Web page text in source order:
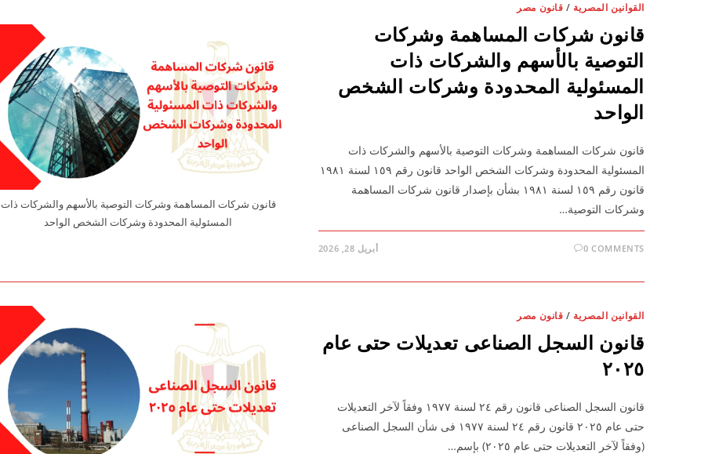
القوانين المصرية / قانون مصر
قانون شركات المساهمة وشركات
التوصية بالأسهم والشركات ذات
المسئولية المحدودة وشركات الشخص
الواحد
قانون شركات المساهمة وشركات التوصية بالأسهم والشركات ذات
المسئولية المحدودة وشركات الشخص الواحد قانون رقم ١٥٩ لسنة ١٩٨١
قانون رقم ١٥٩ لسنة ١٩٨١ بشأن بإصدار قانون شركات المساهمة
وشركات التوصية…
0 COMMENTS أبريل 28, 2026
قانون شركات المساهمة وشركات التوصية بالأسهم والشركات ذات
المسئولية المحدودة وشركات الشخص الواحد
القوانين المصرية / قانون مصر
قانون السجل الصناعى تعديلات حتى عام
٢٠٢٥
قانون السجل الصناعى قانون رقم ٢٤ لسنة ١٩٧٧ وفقاً لآخر التعديلات
حتى عام ٢٠٢٥ قانون رقم ٢٤ لسنة ١٩٧٧ فى شأن السجل الصناعى
(وفقاً لآخر التعديلات حتى عام ٢٠٢٥) بإسم…